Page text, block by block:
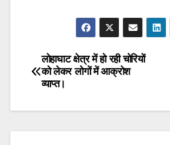
Post
navigation
लोहाघाट क्षेत्र में हो रही चोरियों
को लेकर लोगों में आक्रोश
व्याप्त।